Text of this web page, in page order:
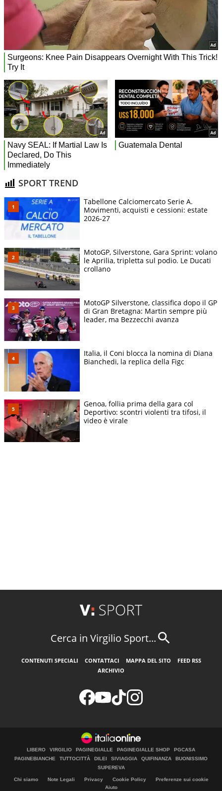
SPORT TREND
Tabellone Calciomercato Serie A.
Movimenti, acquisti e cessioni: estate
2026-27
MotoGP, Silverstone, Gara Sprint: volano
le Aprilia, tripletta sul podio. Le Ducati
crollano
MotoGP Silverstone, classifica dopo il GP
di Gran Bretagna: Martin sempre più
leader, ma Bezzecchi avanza
Italia, il Coni blocca la nomina di Diana
Bianchedi, la replica della Figc
Genoa, follia prima della gara col
Deportivo: scontri violenti tra tifosi, il
video è virale
Cerca in Virgilio Sport...
CONTENUTI SPECIALI CONTATTACI MAPPA DEL SITO
FEED RSS
ARCHIVIO
LIBERO VIRGILIO PAGINEGIALLE PAGINEGIALLE SHOP
PGCASA
PAGINEBIANCHE
TUTTOCITTÀ DILEI SIVIAGGIA QUIFINANZA
BUONISSIMO
SUPEREVA
Chi siamo Note Legali Privacy Cookie Policy
Preferenze sui cookie
Aiuto